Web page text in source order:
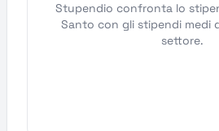
Stupendio confronta lo
Santo con gli stipendi medi
settore.